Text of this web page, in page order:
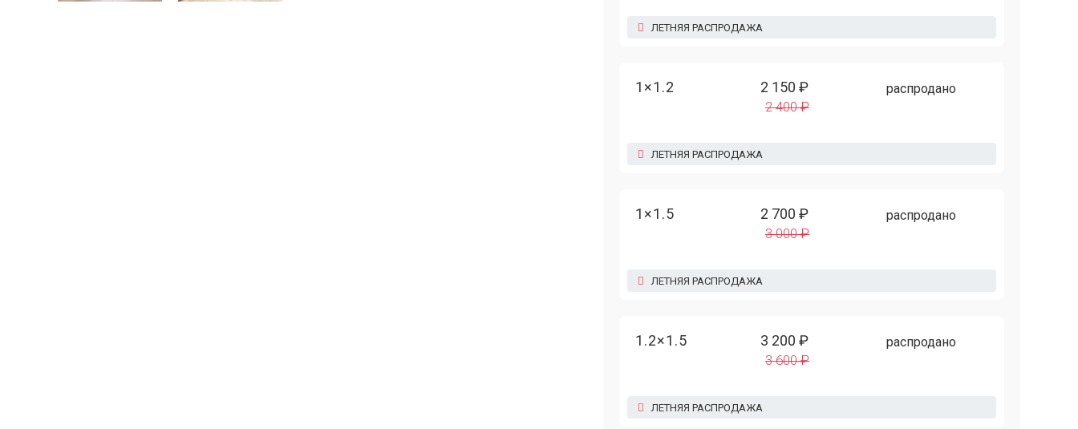
ЛЕТНЯЯ РАСПРОДАЖА
1×1.2 2 150 ₽
2 400 ₽
распродано
ЛЕТНЯЯ РАСПРОДАЖА
1×1.5 2 700 ₽
3 000 ₽
распродано
ЛЕТНЯЯ РАСПРОДАЖА
1.2×1.5 3 200 ₽
3 600 ₽
распродано
ЛЕТНЯЯ РАСПРОДАЖА